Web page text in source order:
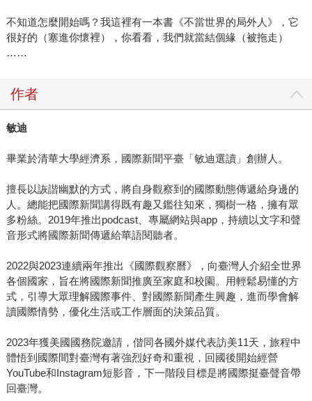
不知道怎麼開始嗎？我這裡有一本書《不當世界的局外人》，它
很好的（塞進你懷裡），你看看，我們就當結個緣（被拖走）
……
作者
敏迪
畢業於清華大學經濟系，國際新聞平臺「敏迪選讀」創辦人。
擅長以詼諧幽默的方式，將自身觀察到的國際動態傳遞給身邊的
人。總能把國際新聞講得既有趣又鑑往知來，獨樹一格，擁有眾
多粉絲。2019年推出podcast、專屬網站與app，持續以文字和聲
音形式將國際新聞傳遞給華語閱聽者。
2022與2023連續兩年推出《國際觀察曆》，向臺灣人介紹全世界
各個國家，旨在將國際新聞推廣至家庭和校園。用輕鬆易懂的方
式，引導大眾理解國際事件、對國際新聞產生興趣，進而學會解
讀國際情勢，優化生活或工作層面的決策品質。
2023年獲美國國務院邀請，偕同各國外媒代表訪美11天，旅程中
體悟到國際間對臺灣有著強烈好奇和重視，回國後開始經營
YouTube和Instagram短影音，下一階段目標是將國際挺臺聲音帶
回臺灣。